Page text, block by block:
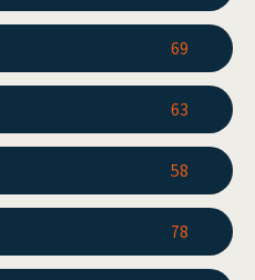
69
63
58
78